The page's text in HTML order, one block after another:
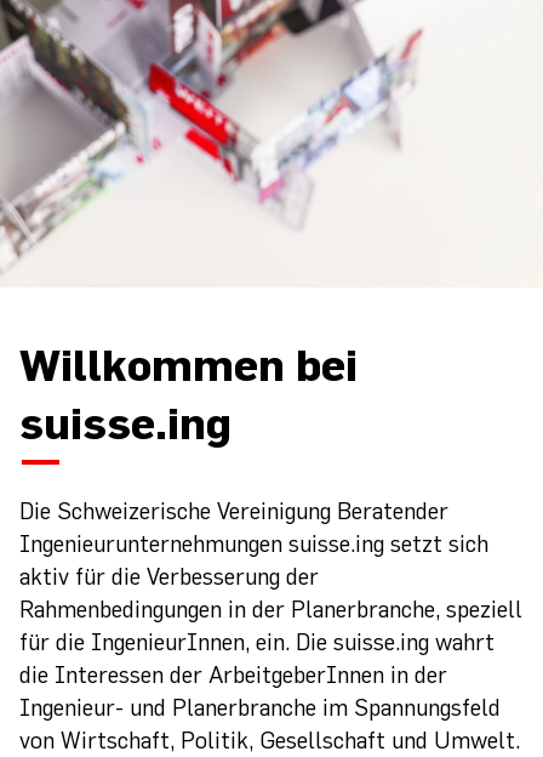
Willkommen bei
suisse.ing
Die Schweizerische Vereinigung Beratender
Ingenieurunternehmungen suisse.ing setzt sich
aktiv für die Verbesserung der
Rahmenbedingungen in der Planerbranche, speziell
für die IngenieurInnen, ein. Die suisse.ing wahrt
die Interessen der ArbeitgeberInnen in der
Ingenieur- und Planerbranche im Spannungsfeld
von Wirtschaft, Politik, Gesellschaft und Umwelt.